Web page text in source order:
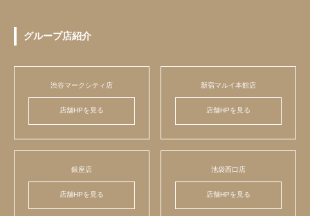
グループ店紹介
渋谷マークシティ店
店舗HPを見る
新宿マルイ本館店
店舗HPを見る
銀座店
店舗HPを見る
池袋西口店
店舗HPを見る